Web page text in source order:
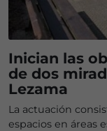
Inician las
de dos
Lezama
La actuación
espacios en áreas